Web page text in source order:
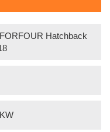
Hatchback